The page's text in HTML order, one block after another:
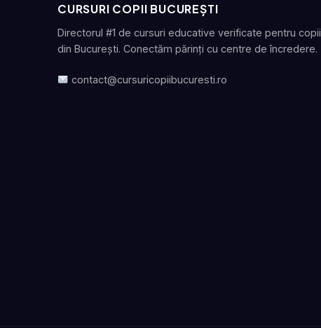
CURSURI COPII BUCUREȘTI
Directorul #1 de cursuri educative verificate pentru copii
din București. Conectăm părinți cu centre de încredere.
contact@cursuricopiibucuresti.ro